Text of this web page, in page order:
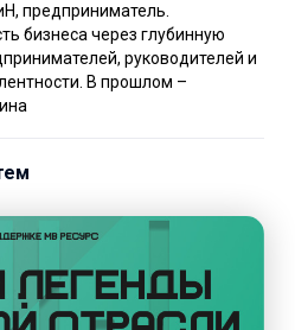
предприниматель.
бизнеса через глубинную
руководителей и
В прошлом –